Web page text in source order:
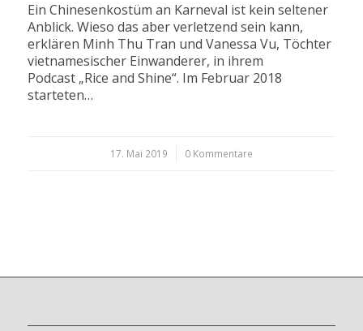
Ein Chinesenkostüm an Karneval ist kein seltener
Anblick. Wieso das aber verletzend sein kann,
erklären Minh Thu Tran und Vanessa Vu, Töchter
vietnamesischer Einwanderer, in ihrem
Podcast „Rice and Shine“. Im Februar 2018
starteten…
17. Mai 2019 0 Kommentare